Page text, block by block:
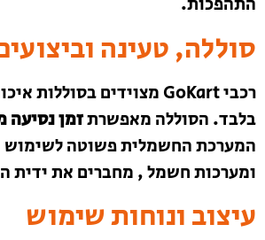
התהפכות.
סוללה, טעינה
בלבד. הסוללה מאפשרתזמן
ומערכות חשמל , מחברים את ידית
עיצוב ונוחות שימוש